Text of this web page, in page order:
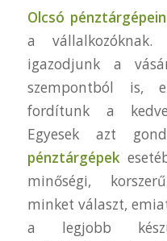
Olcsó
a
igazodjunk a
szempontból is,
fordítunk a
Egyesek azt
pénztárgépek
minőségi,
minket választ,
a legjobb